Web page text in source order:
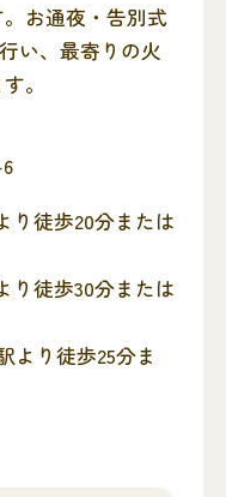
お通夜・告別式
い、最寄りの火
。
り徒歩20分または
り徒歩30分または
より徒歩25分ま